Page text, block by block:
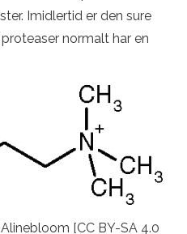
Imidlertid er den sure
normalt har en
[CC BY-SA 4.0